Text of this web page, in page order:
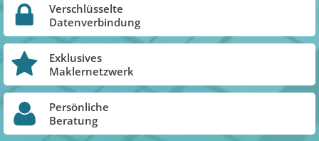
Verschlüsselte
Datenverbindung
Exklusives
Maklernetzwerk
Persönliche
Beratung